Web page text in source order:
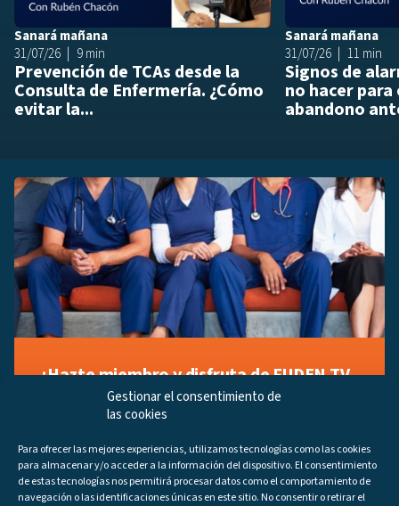
Gestionar el consentimiento de
las cookies
Para ofrecer las mejores experiencias, utilizamos tecnologías como las cookies
para almacenar y/o acceder a la información del dispositivo. El consentimiento
de estas tecnologías nos permitirá procesar datos como el comportamiento de
navegación o las identificaciones únicas en este sitio. No consentir o retirar el
Sanará mañana
31/07/26
9 min
Prevención de TCAs desde la
Consulta de Enfermería. ¿Cómo
evitar la...
Sanará mañana
31/07/26
11 min
Signos de
no hacer
abandono
¡Hazte miembro y disfruta de FUDEN TV
a tu manera!
Regístrate ahora gratuitamente y marca tus videos
los últimos programas disponibles.
Regístrate ahora